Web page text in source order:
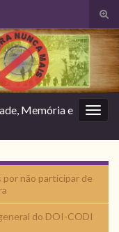
de
Memória e
por não participar de
do DOI-CODI